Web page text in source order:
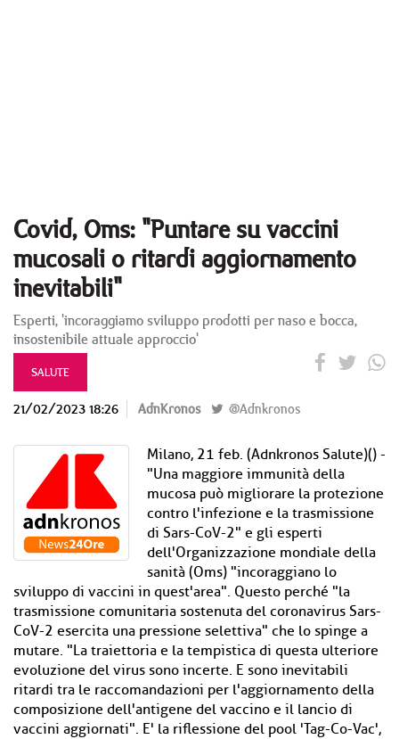
Covid, Oms: "Puntare su vaccini
mucosali o ritardi aggiornamento
inevitabili"
Esperti, 'incoraggiamo sviluppo prodotti per naso e bocca,
insostenibile attuale approccio'
SALUTE
21/02/2023 18:26 AdnKronos @Adnkronos
Milano, 21 feb. (Adnkronos Salute)() -
"Una maggiore immunità della
mucosa può migliorare la protezione
contro l'infezione e la trasmissione
di Sars-CoV-2" e gli esperti
dell'Organizzazione mondiale della
sanità (Oms) "incoraggiano lo
sviluppo di vaccini in quest'area". Questo perché "la
trasmissione comunitaria sostenuta del coronavirus Sars-
CoV-2 esercita una pressione selettiva" che lo spinge a
mutare. "La traiettoria e la tempistica di questa ulteriore
evoluzione del virus sono incerte. E sono inevitabili
ritardi tra le raccomandazioni per l'aggiornamento della
composizione dell'antigene del vaccino e il lancio di
vaccini aggiornati". E' la riflessione del pool 'Tag-Co-Vac',